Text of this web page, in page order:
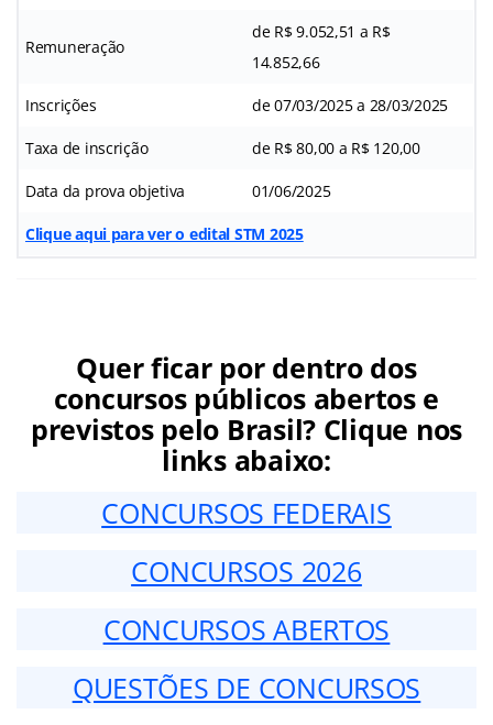
Remuneração
de R$ 9.052,51 a R$
14.852,66
Inscrições de 07/03/2025 a 28/03/2025
Taxa de inscrição de R$ 80,00 a R$ 120,00
Data da prova objetiva 01/06/2025
Clique aqui para ver o edital STM 2025
Quer ficar por dentro dos
concursos públicos abertos e
previstos pelo Brasil? Clique nos
links abaixo:
CONCURSOS FEDERAIS
CONCURSOS 2026
CONCURSOS ABERTOS
QUESTÕES DE CONCURSOS